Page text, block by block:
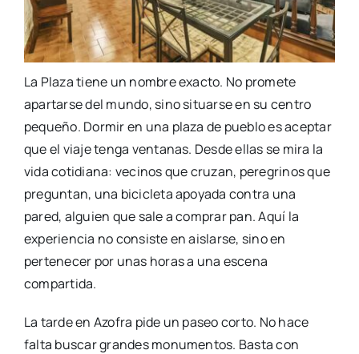
La Plaza tiene un nombre exacto. No promete
apartarse del mundo, sino situarse en su centro
pequeño. Dormir en una plaza de pueblo es aceptar
que el viaje tenga ventanas. Desde ellas se mira la
vida cotidiana: vecinos que cruzan, peregrinos que
preguntan, una bicicleta apoyada contra una
pared, alguien que sale a comprar pan. Aquí la
experiencia no consiste en aislarse, sino en
pertenecer por unas horas a una escena
compartida.
La tarde en Azofra pide un paseo corto. No hace
falta buscar grandes monumentos. Basta con